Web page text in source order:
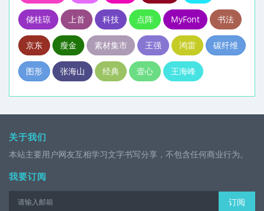
储桂琼 上首 科技 点阵 MyFont 书法
京东 瘦金 素材集市 王强 鸿雷 碳纤维
图形 张海山 经典 壹心 王海峰
关于我们
本站主要用户网友互相学习文字书写分享，不包含任何商业行为。
我要订阅
订阅